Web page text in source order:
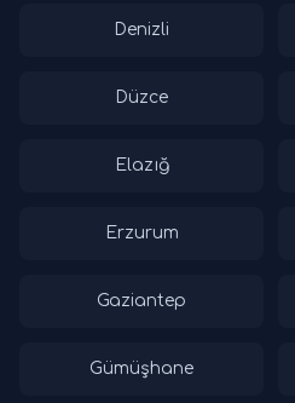
Denizli
Düzce
Elazığ
Erzurum
Gaziantep
Gümüşhane